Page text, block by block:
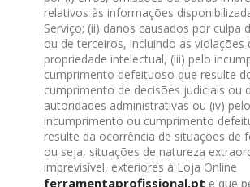
relativos às informações
Serviço; (ii) danos causados por culpa
ou de terceiros, incluindo as violações
propriedade intelectual, (iii) pelo
cumprimento defeituoso que resulte
cumprimento de decisões judiciais ou
autoridades administrativas ou (iv) pelo
incumprimento ou cumprimento
resulte da ocorrência de situações de
ou seja, situações de natureza
imprevisível, exteriores à Loja Online
ferramentaprofissional.pt e que